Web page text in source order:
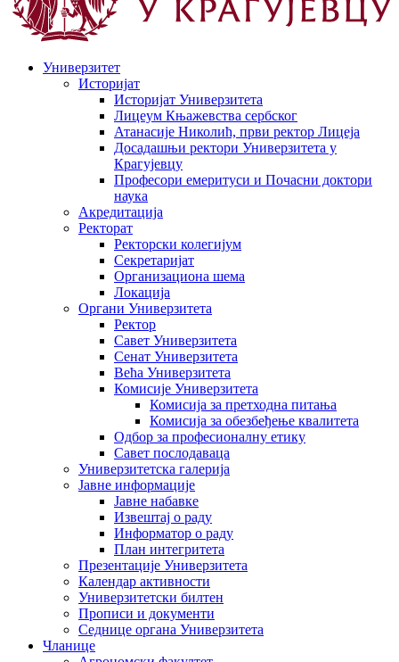
Универзитет
Историјат
Историјат Универзитета
Лицеум Књажевства сербског
Атанасије Николић, први ректор Лицеја
Досадашњи ректори Универзитета у
Крагујевцу
Професори емеритуси и Почасни доктори
наука
Акредитација
Ректорат
Ректорски колегијум
Секретаријат
Организациона шема
Локација
Органи Универзитета
Ректор
Савет Универзитета
Сенат Универзитета
Већа Универзитета
Комисије Универзитета
Комисија за претходна питања
Комисија за обезбеђење квалитета
Одбор за професионалну етику
Савет послодаваца
Универзитетска галерија
Јавне информације
Јавне набавке
Извештај о раду
Информатор о раду
План интегритета
Презентације Универзитета
Календар активности
Универзитетски билтен
Прописи и документи
Седнице органа Универзитета
Чланице